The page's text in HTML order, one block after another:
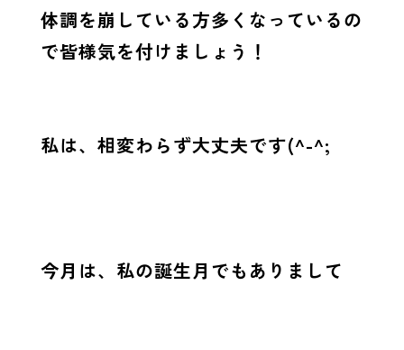
体調を崩している方多くなっているの
で皆様気を付けましょう！
私は、相変わらず大丈夫です(^-^;
今月は、私の誕生月でもありまして